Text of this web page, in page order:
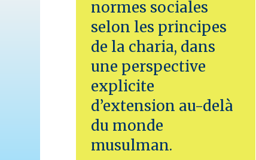
normes sociales
selon les principes
de la charia, dans
une perspective
explicite
d’extension au-delà
du monde
musulman.